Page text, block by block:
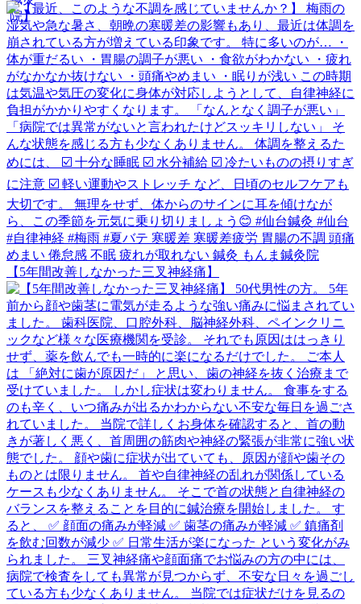
【5年間改善しなかった三叉神経痛】